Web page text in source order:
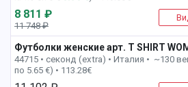
8 811 ₽
11 748 ₽
Футболки женские арт. T SHIRT
44715 • секонд (extra) • Италия • ~130
по 5.65 €) • 113.28€